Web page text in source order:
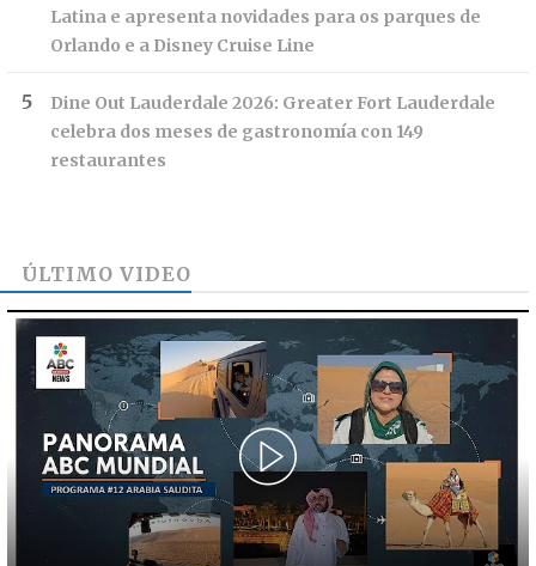
Latina e apresenta novidades para os parques de
Orlando e a Disney Cruise Line
Dine Out Lauderdale 2026: Greater Fort Lauderdale
celebra dos meses de gastronomía con 149
restaurantes
ÚLTIMO VIDEO